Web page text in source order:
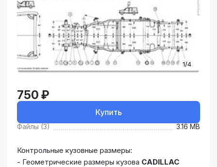
1/4
750 ₽
Купить
Файлы (3) 3.16 MB
Контрольные кузовные размеры:
- Геометрические размеры кузова CADILLAC